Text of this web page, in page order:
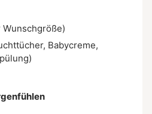
Babycreme,